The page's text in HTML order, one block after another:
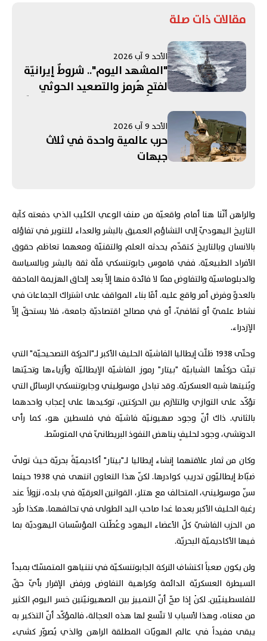
مقالات ذات صلة
الأحد 9 آب 2026
"المشهد اليوم".. شروطٌ إيرانيّة
لفتحِ هُرمز والتصعيد الحوثي
لزعزعة استقرار إيران...
واستبعاد فرنسا من قائمةِ
الدول للتحقق من نزع سلاح "حزب
الله"
الأحد 9 آب 2026
حرب عالمية واحدة في ثلاث
جبهات
والراهن أنّنا هنا أمام واقعيّة من صنف الوعي الكئيب الذي دفعته كآبة
التاريخ اليهوديّ إلى التشاؤم العميق بالبشر والعداء للتنوير في تفاؤله
بالانسان وبالتاريخ كتقدّم يحدثه العلم والتقنيّة ومعهما تعاظم حقوق
الأفراد الطبيعيّة. ففي قاموس جابوتنسكي قلّة ثقة بالبشر وبالسياسة
والدبلوماسيّة والتفاوض ممّا لا فائدة منها إلاّ بعد إلحاق الهزيمة الماحقة
بالعدوّ وفرض أمر واقع عليه. أمّا بناء المواقف على اشتراك الجماعات في
نشاط علميّ أو ثقافيّ، أو في مصالح اقتصاديّة جامعة، فلا يستحقّ إلاّ
الإزدراء.
وحتّى 1938 ظلّت إيطاليا الفاشيّة الحليف الأكبر لـ"الحركة التصحيحيّة" التي
تبنّت حركتُها الشبابيّة "بيتار" رموز الفاشيّة الإيطاليّة وأزياءها وتحيّتها
وبُنيتها شبه العسكريّة. وقد تبادل موسوليني وجابوتنسكي الرسائل التي
تؤكّد على التوازي والتلازم بين الحركتين، توكيدها على إعجاب واحدهما
بالثاني. ذاك أنّ وجود صهيونيّة فاشيّة في فلسطين هو، كما رأى
الدوتشي، وجود لحليفٍ يناهض النفوذ البريطانيّ في المتوسّط.
وكان من ثمار علاقتهما إنشاء إيطاليا لـ"بيتار" أكاديميّةً بحريّة حيث تولّى
ضبّاط إيطاليّون تدريب كوادرها. لكنّ هذا التعاون انتهى في 1938 حينما
سنّ موسوليني، المتحالف مع هتلر، القوانين العرقيّة في بلده، نزولاً عند
رغبة الحليف الأكبر بعدما غدا صاحب اليد الطولى في تحالفهما. هكذا طُرد
من الحزب الفاشيّ كلّ الأعضاء اليهود وعُطّلت المؤسّسات اليهوديّة بما
فيها الأكاديميّة البحريّة.
ولن يكون صعباً اكتشاف التركة الجابوتنسكيّة في نتنياهو المتمسّك بمبدأ
السيطرة العسكريّة الدائمة وكراهية التفاوض ورفض الإقرار بأيّ حقّ
للفلسطينيّين. لكنْ إذا صحّ أنّ التمييز بين الصهيونيّتين خسر اليوم الكثير
من معناه، وهذا لأسباب لا تتّسع لها هذه العجالة، فالمؤكّد أنّ التذكير به
يبقى مفيداً في عالم الهويّات المطلقة الراهن والذي يُصوّر كشيء